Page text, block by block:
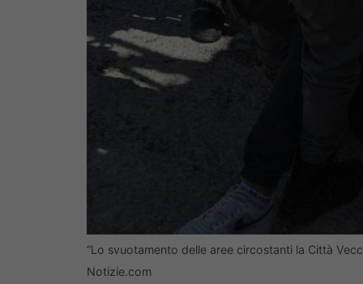
“Lo svuotamento delle aree circostanti la Città
Notizie.com